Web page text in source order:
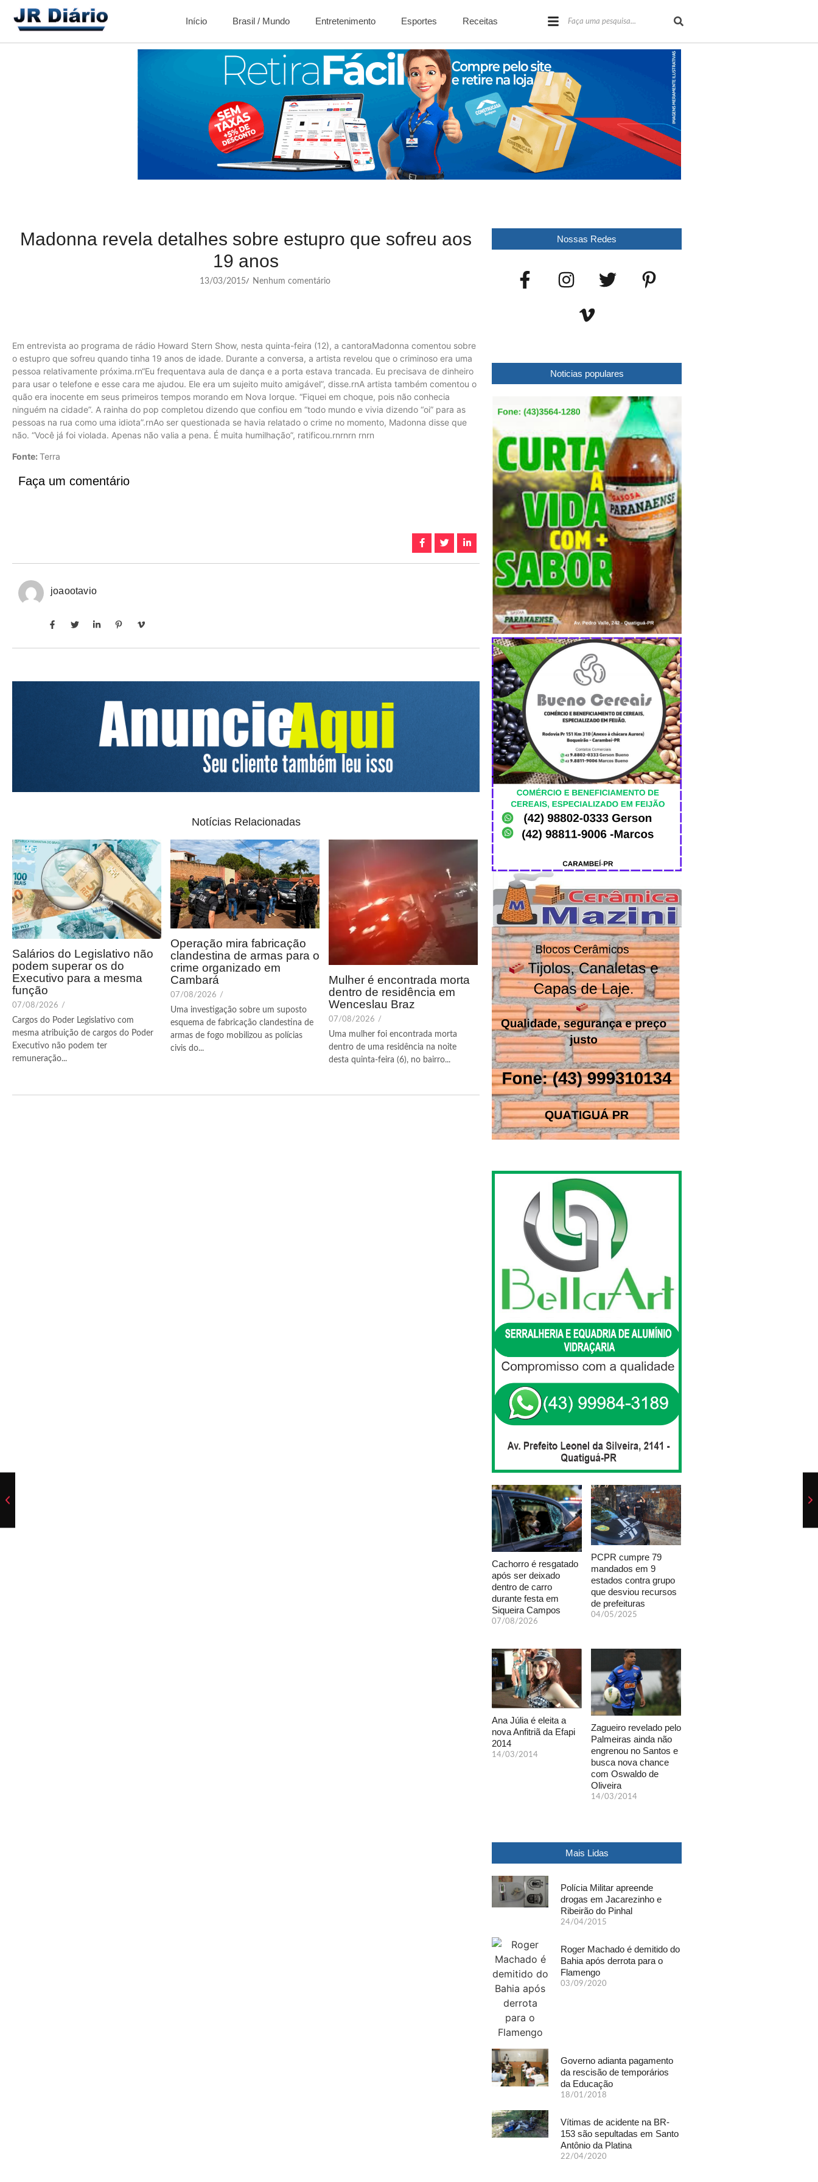
Início Brasil / Mundo Entretenimento Esportes Receitas
Madonna revela detalhes sobre estupro que sofreu aos
19 anos
13/03/2015/ Nenhum comentário
Em entrevista ao programa de rádio Howard Stern Show, nesta quinta-feira (12), a cantoraMadonna comentou sobre
o estupro que sofreu quando tinha 19 anos de idade. Durante a conversa, a artista revelou que o criminoso era uma
pessoa relativamente próxima.rn“Eu frequentava aula de dança e a porta estava trancada. Eu precisava de dinheiro
para usar o telefone e esse cara me ajudou. Ele era um sujeito muito amigável”, disse.rnA artista também comentou o
quão era inocente em seus primeiros tempos morando em Nova Iorque. “Fiquei em choque, pois não conhecia
ninguém na cidade”. A rainha do pop completou dizendo que confiou em “todo mundo e vivia dizendo “oi” para as
pessoas na rua como uma idiota”.rnAo ser questionada se havia relatado o crime no momento, Madonna disse que
não. “Você já foi violada. Apenas não valia a pena. É muita humilhação”, ratificou.rnrnrn rnrn
Fonte: Terra
Faça um comentário
joaootavio
Notícias Relacionadas
Salários do Legislativo não
podem superar os do
Executivo para a mesma
função
07/08/2026 /
Cargos do Poder Legislativo com
mesma atribuição de cargos do Poder
Executivo não podem ter
remuneração...
Operação mira fabricação
clandestina de armas para o
crime organizado em
Cambará
07/08/2026 /
Uma investigação sobre um suposto
esquema de fabricação clandestina de
armas de fogo mobilizou as polícias
civis do...
Mulher é encontrada morta
dentro de residência em
Wenceslau Braz
07/08/2026 /
Uma mulher foi encontrada morta
dentro de uma residência na noite
desta quinta-feira (6), no bairro...
Nossas Redes
Noticias populares
Cachorro é resgatado
após ser deixado
dentro de carro
durante festa em
Siqueira Campos
07/08/2026
PCPR cumpre 79
mandados em 9
estados contra grupo
que desviou recursos
de prefeituras
04/05/2025
Ana Júlia é eleita a
nova Anfitriã da Efapi
2014
14/03/2014
Zagueiro revelado pelo
Palmeiras ainda não
engrenou no Santos e
busca nova chance
com Oswaldo de
Oliveira
14/03/2014
Mais Lidas
Polícia Militar apreende
drogas em Jacarezinho e
Ribeirão do Pinhal
24/04/2015
Roger Machado é demitido do
Bahia após derrota para o
Flamengo
03/09/2020
Governo adianta pagamento
da rescisão de temporários
da Educação
18/01/2018
Vítimas de acidente na BR-
153 são sepultadas em Santo
Antônio da Platina
22/04/2020